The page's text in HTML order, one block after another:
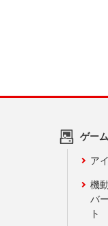
ゲー
ア
機
バ
ト